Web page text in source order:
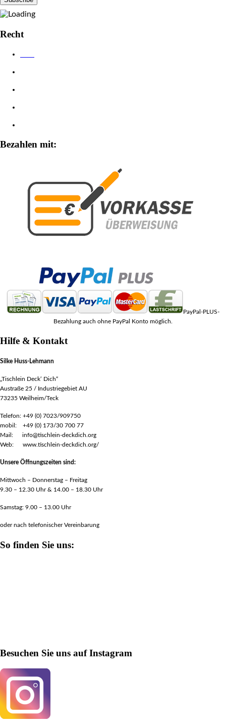
Recht
Bezahlen mit:
PayPal-PLUS-
Bezahlung auch ohne PayPal Konto möglich.
Hilfe & Kontakt
Silke Huss-Lehmann
„Tischlein Deck‘ Dich“
Austraße 25 / Industriegebiet AU
73235 Weilheim/Teck
Telefon: +49 (0) 7023/909750
mobil: +49 (0) 173/30 700 77
Mail: info@tischlein-deckdich.org
Web: www.tischlein-deckdich.org/
Unsere Öffnungszeiten sind:
Mittwoch – Donnerstag – Freitag
9.30 – 12.30 Uhr & 14.00 – 18.30 Uhr
Samstag: 9.00 – 13.00 Uhr
oder nach telefonischer Vereinbarung
So finden Sie uns:
Besuchen Sie uns auf Instagram